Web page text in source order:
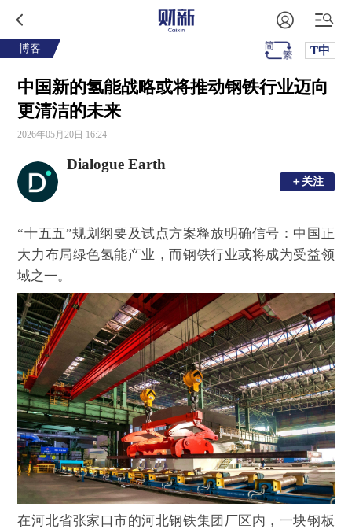
博客 T中
中国新的氢能战略或将推动钢铁行业迈向
更清洁的未来
2026年05月20日 16:24
Dialogue Earth
＋关注
＋关注
“十五五”规划纲要及试点方案释放明确信号：中国正
大力布局绿色氢能产业，而钢铁行业或将成为受益领
域之一。
在河北省张家口市的河北钢铁集团厂区内，一块钢板